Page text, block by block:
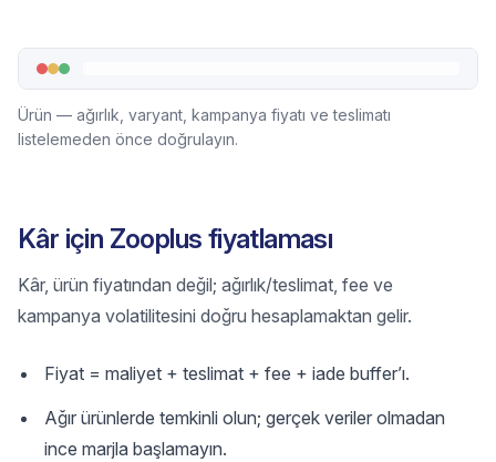
Ürün — ağırlık, varyant, kampanya fiyatı ve teslimatı
listelemeden önce doğrulayın.
Kâr için Zooplus fiyatlaması
Kâr, ürün fiyatından değil; ağırlık/teslimat, fee ve
kampanya volatilitesini doğru hesaplamaktan gelir.
Fiyat = maliyet + teslimat + fee + iade buffer’ı.
Ağır ürünlerde temkinli olun; gerçek veriler olmadan
ince marjla başlamayın.